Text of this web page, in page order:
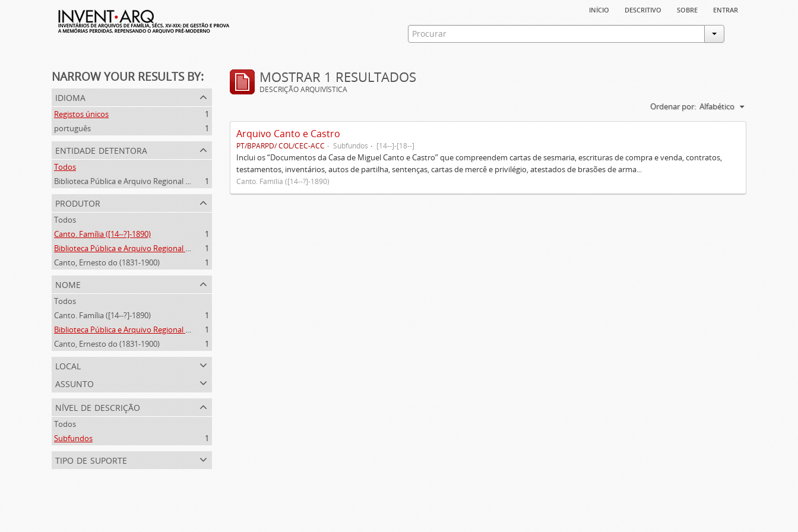
início descritivo sobre entrar
NARROW YOUR RESULTS BY:
idioma
Registos únicos
1
português
1
entidade detentora
Todos
Biblioteca Pública e Arquivo Regional de Ponta Delgada
1
produtor
Todos
Canto. Família ([14--?]-1890)
1
Biblioteca Pública e Arquivo Regional de Ponta Delgada (1841- )
1
Canto, Ernesto do (1831-1900)
1
nome
Todos
Canto. Família ([14--?]-1890)
1
Biblioteca Pública e Arquivo Regional de Ponta Delgada (1841- )
1
Canto, Ernesto do (1831-1900)
1
local
assunto
nível de descrição
Todos
Subfundos
1
tipo de suporte
MOSTRAR 1 RESULTADOS
DESCRIÇÃO ARQUIVÍSTICA
Ordenar por: Alfabético
Arquivo Canto e Castro
PT/BPARPD/ COL/CEC-ACC Subfundos [14--]-[18--]
Inclui os “Documentos da Casa de Miguel Canto e Castro” que compreendem cartas de sesmaria, escrituras de compra e venda, contratos,
testamentos, inventários, autos de partilha, sentenças, cartas de mercê e privilégio, atestados de brasões de arma...
Canto. Família ([14--?]-1890)